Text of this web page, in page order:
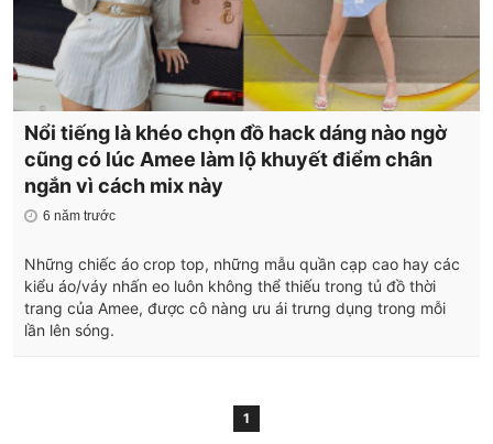
Nổi tiếng là khéo chọn đồ hack dáng nào ngờ
cũng có lúc Amee làm lộ khuyết điểm chân
ngắn vì cách mix này
6 năm trước
Những chiếc áo crop top, những mẫu quần cạp cao hay các
kiểu áo/váy nhấn eo luôn không thể thiếu trong tủ đồ thời
trang của Amee, được cô nàng ưu ái trưng dụng trong mỗi
lần lên sóng.
1